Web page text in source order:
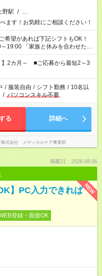
野駅 / …
す！お気軽にご相談ください！
を合わせた
備がしたい」 「できれば残業はし
さいね。 ※Wワーク希望
る勤務時間と、もう1つのお仕事
を超える場合は応募できません。
】2カ月～ ■ご応募から最短2～3
/ 服装自由 / シフト勤務 / 10名以
/ パソコンスキル不要
る 詳細へ
株式会社 メディカルケア事業部
掲載日：2026.08.06
NEW
】PC入力できれば
登録・面接OK